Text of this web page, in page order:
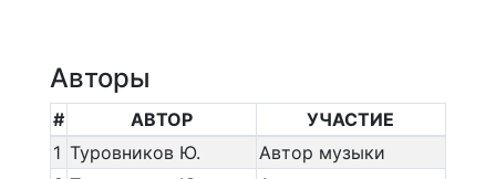
Авторы
# АВТОР
УЧАСТИЕ
1 Туровников Ю.
Автор музыки